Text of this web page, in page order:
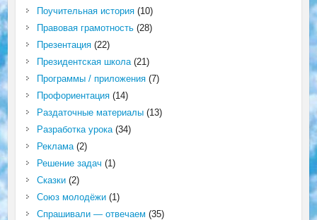
Поучительная история(10)
Правовая грамотность(28)
Презентация(22)
Президентская школа(21)
Программы / приложения(7)
Профориентация(14)
Раздаточные материалы(13)
Разработка урока(34)
Реклама(2)
Решение задач (1)
Сказки(2)
Союз молодёжи(1)
Спрашивали — отвечаем (35)